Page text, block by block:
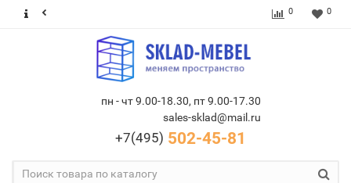
0 0
пн - чт 9.00-18.30, пт 9.00-17.30
sales-sklad@mail.ru
+7(495) 502-45-81